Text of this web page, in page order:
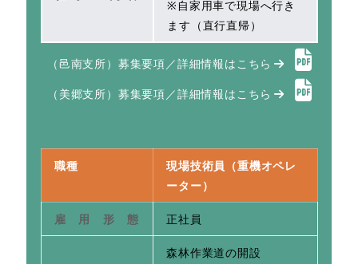
※自家用車で現場へ行き
ます（直行直帰）
（邑南支所）募集要項／詳細情報はこちら
（美郷支所）募集要項／詳細情報はこちら
職種
現場技術員（重機オペレ
ーター）
雇用形態 正社員
森林作業道の開設